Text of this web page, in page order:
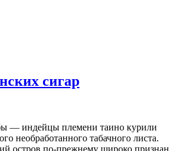
сигар
— индейцы племени таино курили
необработанного табачного листа.